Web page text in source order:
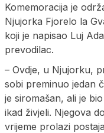
Komemoracija je
Njujorka Fjorelo la
koji je napisao Luj
prevodilac.
– Ovdje, u Njujorku,
sobi preminuo jedan
je siromašan, ali je
ikad živjeli. Njegova
vrijeme prolazi